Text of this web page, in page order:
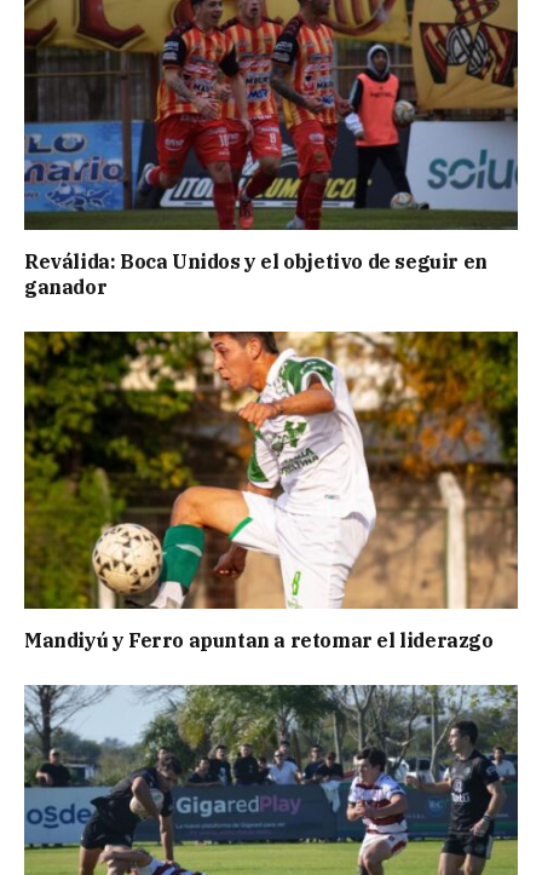
Reválida: Boca Unidos y el objetivo de seguir en
ganador
Mandiyú y Ferro apuntan a retomar el liderazgo